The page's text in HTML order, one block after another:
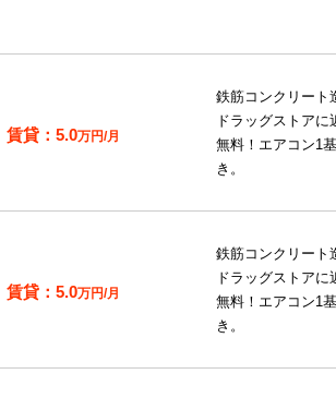
5.0万円/月
鉄筋コンクリート
ドラッグストア
無料！エアコン1
き。
5.0万円/月
鉄筋コンクリート
ドラッグストア
無料！エアコン1
き。